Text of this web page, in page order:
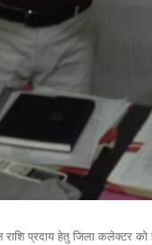
प्रदाय हेतु जिला कलेक्टर को